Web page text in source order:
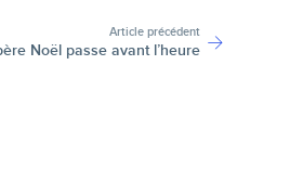
Article précédent
Noël passe avant l’heure